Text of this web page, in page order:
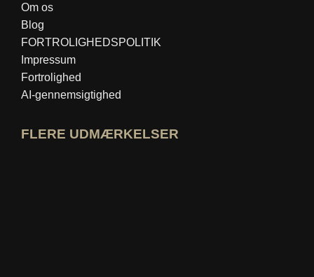
Om os
Blog
FORTROLIGHEDSPOLITIK
Impressum
Fortrolighed
AI-gennemsigtighed
FLERE UDMÆRKELSER